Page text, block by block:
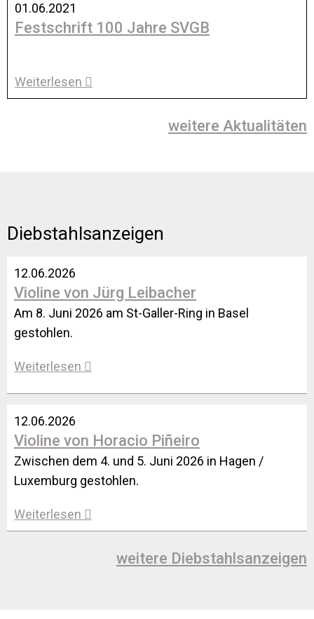
01.06.2021
Festschrift 100 Jahre SVGB
Weiterlesen
weitere Aktualitäten
Diebstahlsanzeigen
12.06.2026
Violine von Jürg Leibacher
Am 8. Juni 2026 am St-Galler-Ring in Basel
gestohlen.
Weiterlesen
12.06.2026
Violine von Horacio Piñeiro
Zwischen dem 4. und 5. Juni 2026 in Hagen /
Luxemburg gestohlen.
Weiterlesen
weitere Diebstahlsanzeigen